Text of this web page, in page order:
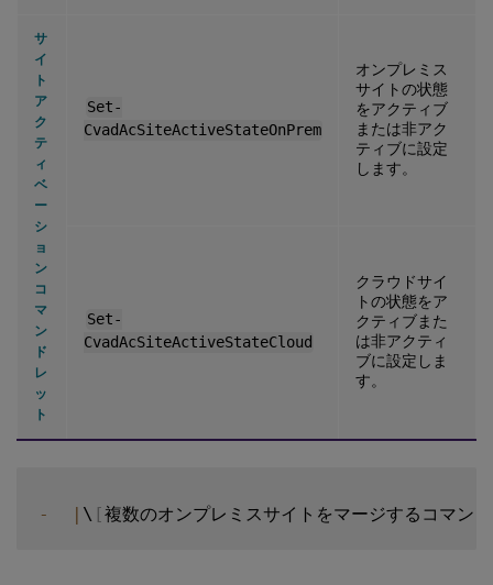
サ
イ
ト
ア
ク
テ
ィ
ベ
ー
シ
ョ
ン
コ
マ
ン
ド
レ
ッ
ト
Set-
CvadAcSiteActiveStateOnPrem
オンプレミス
サイトの状態
をアクティブ
または非アク
ティブに設定
します。
Set-
CvadAcSiteActiveStateCloud
クラウドサイ
トの状態をア
クティブまた
は非アクティ
ブに設定しま
す。
- | \ [複数のオンプレミスサイトをマージするコマン